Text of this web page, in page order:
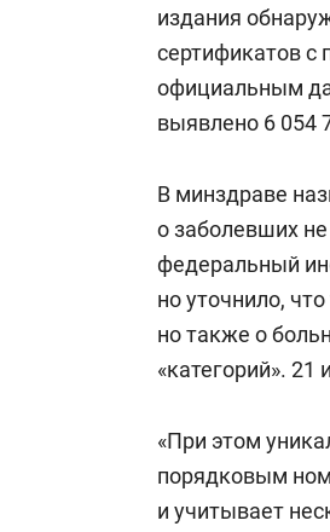
издания
сертификатов
официальным
выявлено 6 054
В минздраве
о заболевших
федеральный
но уточнило,
но также о
«категорий».
«При этом
порядковым
и учитывает